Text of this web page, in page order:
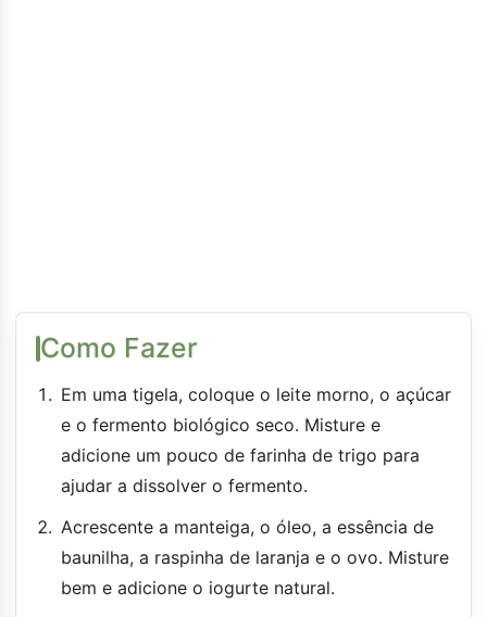
Como Fazer
Em uma tigela, coloque o leite morno, o açúcar
e o fermento biológico seco. Misture e
adicione um pouco de farinha de trigo para
ajudar a dissolver o fermento.
Acrescente a manteiga, o óleo, a essência de
baunilha, a raspinha de laranja e o ovo. Misture
bem e adicione o iogurte natural.